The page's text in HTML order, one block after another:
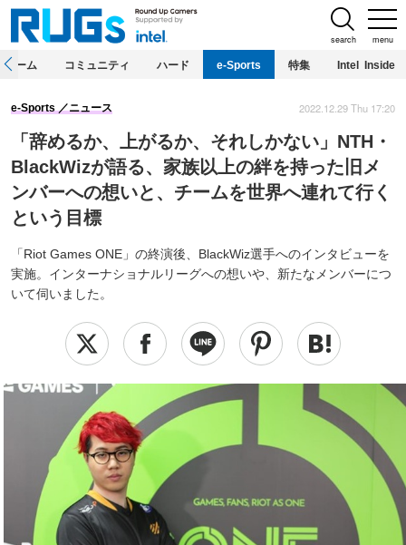
menu
search
ホーム コミュニティ ハード e-Sports 特集 Intel Inside
「辞めるか、上がるか、それしかない」NTH・
BlackWizが語る、家族以上の絆を持った旧メ
ンバーへの想いと、チームを世界へ連れて行く
という目標
「Riot Games ONE」の終演後、BlackWiz選手へのインタビューを
実施。インターナショナルリーグへの想いや、新たなメンバーにつ
いて伺いました。
e-Sports ニュース 2022.12.29 Thu 17:20